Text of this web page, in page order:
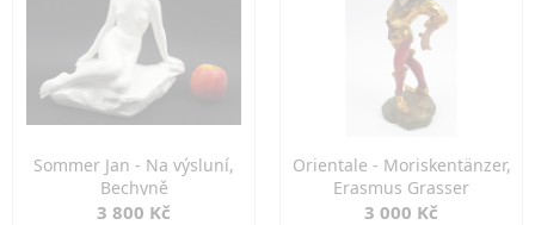
Sommer Jan - Na výsluní,
Bechyně
3 800 Kč
Orientale - Moriskentänzer,
Erasmus Grasser
3 000 Kč